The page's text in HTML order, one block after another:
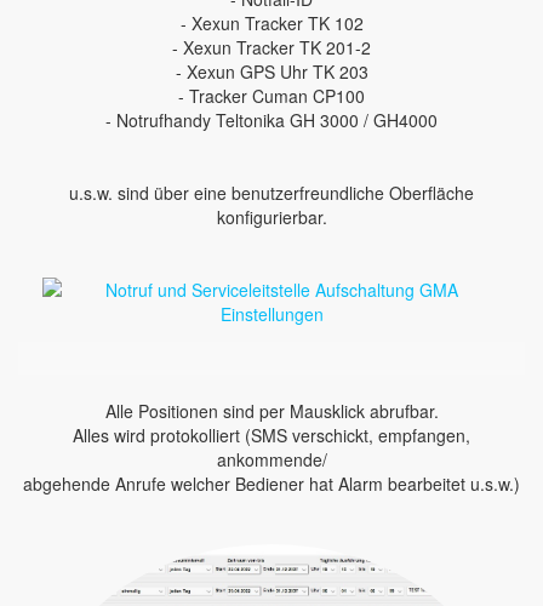
- Xexun Tracker TK 102
- Xexun Tracker TK 201-2
- Xexun GPS Uhr TK 203
- Tracker Cuman CP100
- Notrufhandy Teltonika GH 3000 / GH4000
u.s.w. sind über eine benutzerfreundliche Oberfläche
konfigurierbar.
Alle Positionen sind per Mausklick abrufbar.
Alles wird protokolliert (SMS verschickt, empfangen,
ankommende/
abgehende Anrufe welcher Bediener hat Alarm bearbeitet u.s.w.)